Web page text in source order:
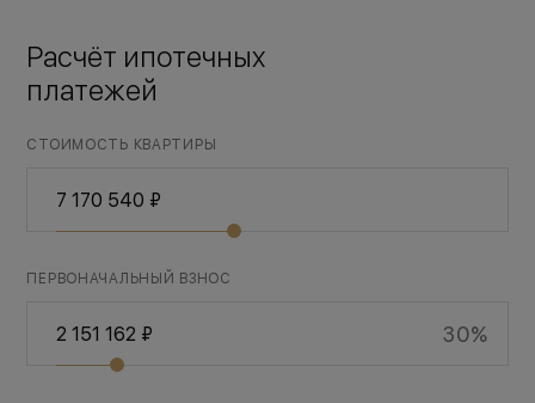
Расчёт ипотечных
платежей
СТОИМОСТЬ КВАРТИРЫ
ПЕРВОНАЧАЛЬНЫЙ ВЗНОС
30%